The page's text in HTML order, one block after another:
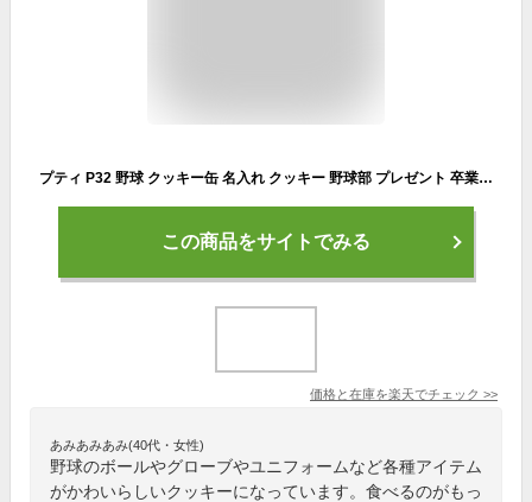
プティ P32 野球 クッキー缶 名入れ クッキー 野球部 プレゼント 卒業 記念品 卒業 卒団 卒部 お返し ギフト プレゼント アイシングクッキー オーダー おしゃれ 缶入りクッキー 可愛いクッキー かわいい缶 可愛い缶 詰め合わせ 可愛いお菓子 少年野球 甲子園 クラブ 習い事
この商品をサイトでみる
価格と在庫を楽天でチェック >>
あみあみあみ(40代・女性)
野球のボールやグローブやユニフォームなど各種アイテム
がかわいらしいクッキーになっています。食べるのがもっ